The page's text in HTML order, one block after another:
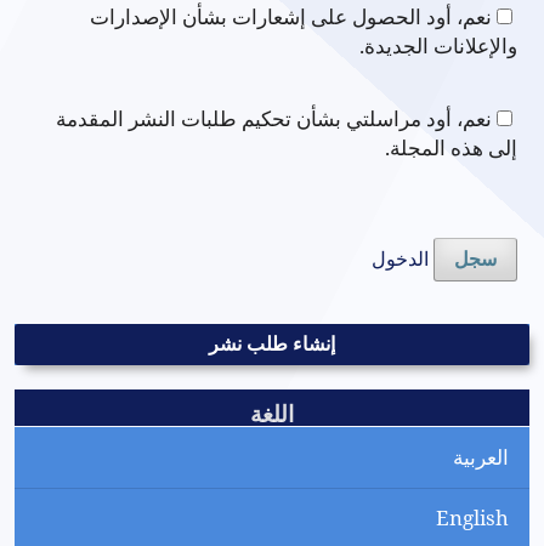
نعم، أود الحصول على إشعارات بشأن الإصدارات
والإعلانات الجديدة.
نعم، أود مراسلتي بشأن تحكيم طلبات النشر المقدمة
إلى هذه المجلة.
سجل الدخول
إنشاء طلب نشر
اللغة
العربية
English